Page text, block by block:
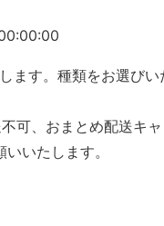
ます。種類をお選びい
可、おまとめ配送キ
いたします。